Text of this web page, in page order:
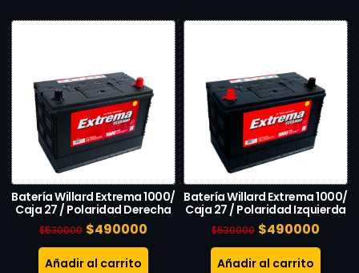
Batería Willard Extrema 1000/
Caja 27 / Polaridad Derecha
$530000 $490000
Añadir al carrito
Batería Willard Extrema 1000/
Caja 27 / Polaridad Izquierda
$530000 $490000
Añadir al carrito